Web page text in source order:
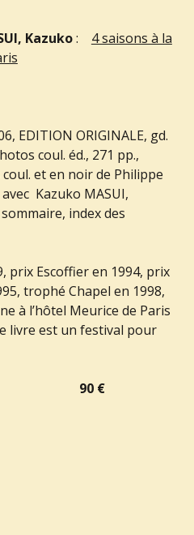
Kazuko: 4 saisons à la
EDITION ORIGINALE, gd.
coul. éd., 271 pp.,
et en noir de Philippe
Kazuko MASUI,
index des
prix Escoffier en 1994, prix
trophé Chapel en 1998,
à l’hôtel Meurice de Paris
livre est un festival pour
état 90 €